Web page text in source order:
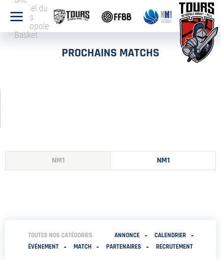
officiel du
Tours
Métropole
Basket
PROCHAINS MATCHS
NM1 NM1
TOUTES NOS CATÉGORIES ANNONCE
CALENDRIER
ÉVÉNEMENT
MATCH PARTENAIRES RECRUTEMENT